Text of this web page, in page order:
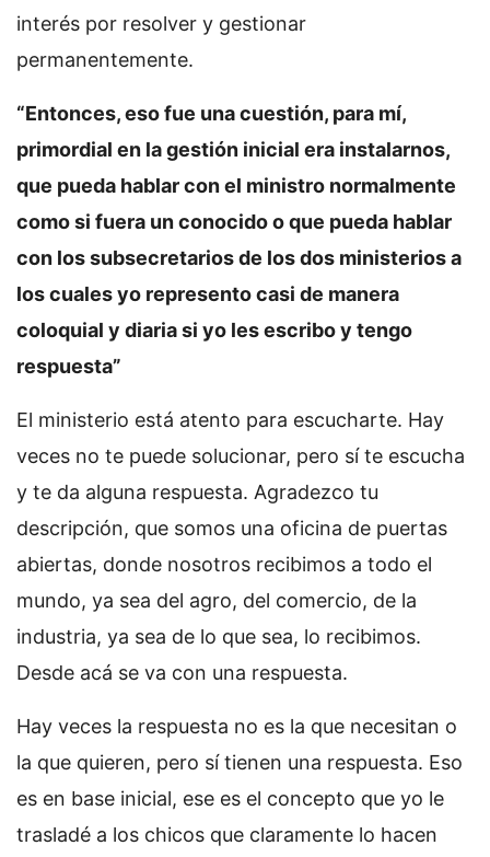
interés por resolver y gestionar
permanentemente.
“Entonces, eso fue una cuestión, para mí,
primordial en la gestión inicial era instalarnos,
que pueda hablar con el ministro normalmente
como si fuera un conocido o que pueda hablar
con los subsecretarios de los dos ministerios a
los cuales yo represento casi de manera
coloquial y diaria si yo les escribo y tengo
respuesta”
El ministerio está atento para escucharte. Hay
veces no te puede solucionar, pero sí te escucha
y te da alguna respuesta. Agradezco tu
descripción, que somos una oficina de puertas
abiertas, donde nosotros recibimos a todo el
mundo, ya sea del agro, del comercio, de la
industria, ya sea de lo que sea, lo recibimos.
Desde acá se va con una respuesta.
Hay veces la respuesta no es la que necesitan o
la que quieren, pero sí tienen una respuesta. Eso
es en base inicial, ese es el concepto que yo le
trasladé a los chicos que claramente lo hacen